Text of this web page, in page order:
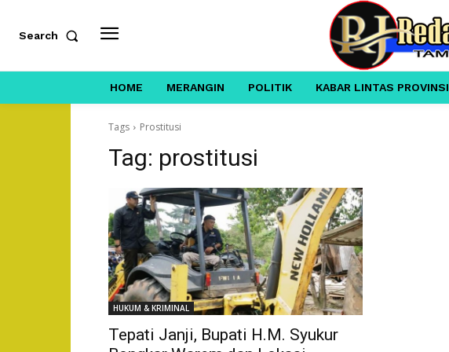
Search
HOME MERANGIN POLITIK KABAR LINTAS PROVINSI
Tags Prostitusi
Tag: prostitusi
HUKUM & KRIMINAL
Tepati Janji, Bupati H.M. Syukur